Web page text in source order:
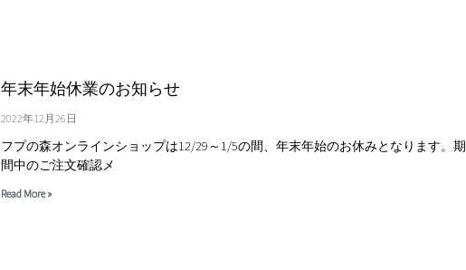
年末年始休業のお知らせ
2022年12月26日
フプの森オンラインショップは12/29～1/5の間、年末年始のお休みとなります。期
間中のご注文確認メ
Read More »